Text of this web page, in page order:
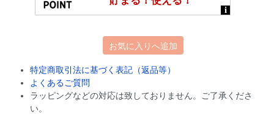
お気に入りへ追加
特定商取引法に基づく表記（返品等）
よくあるご質問
ラッピングなどの対応は致しておりません。ご了承くださ
い。